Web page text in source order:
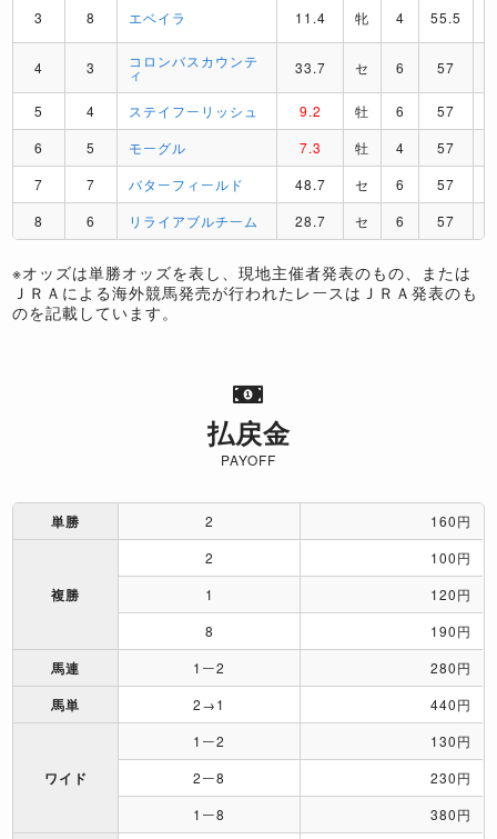
3 8 エベイラ 11.4 牝 4 55.5
4 3 コロンバスカウンテ
ィ 33.7 セ 6 57
5 4 ステイフーリッシュ 9.2 牡 6 57
6
5 モーグル 7.3 牡 4 57
7
7 バターフィールド 48.7 セ 6 57
8
6 リライアブルチーム 28.7 セ 6 57
※オッズは単勝オッズを表し、現地主催者発表のもの、または
ＪＲＡによる海外競馬発売が行われたレースはＪＲＡ発表のも
のを記載しています。
払戻金
PAYOFF
単勝 2 160円
複勝
2
100円
1
120円
8
190円
馬連 1ー2 280円
馬単 2→1 440円
ワイド
1ー2
130円
2ー8
230円
1ー8
380円